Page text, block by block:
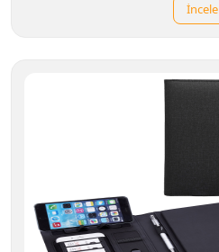
İncele